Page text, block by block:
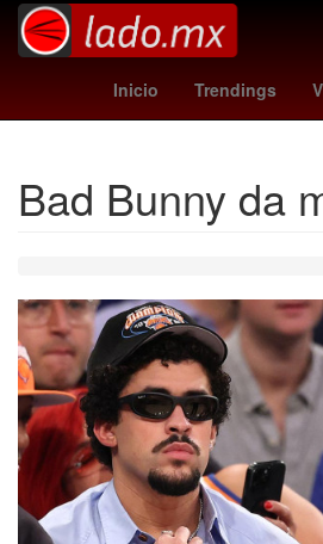
Inicio Trendings
orioles - angels
Bad Bunny da